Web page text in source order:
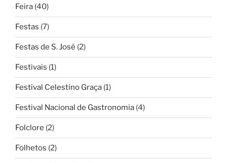
Feira (40)
Festas (7)
Festas de S. José (2)
Festivais (1)
Festival Celestino Graça (1)
Festival Nacional de Gastronomia (4)
Folclore (2)
Folhetos (2)